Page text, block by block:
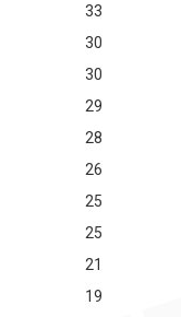
33
30
30
29
28
26
25
25
21
19